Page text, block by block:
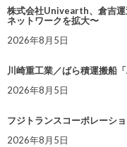
株式会社Univearth、倉吉運
ネットワークを拡大〜
2026年8月5日
川崎重工業／ばら積運搬船
2026年8月5日
フジトランスコーポレーシ
2026年8月5日